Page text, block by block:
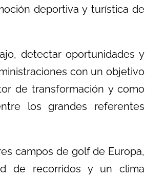
deportiva y turística de
detectar oportunidades y
con un objetivo
de transformación y como
los grandes referentes
campos de golf de Europa,
de recorridos y un clima